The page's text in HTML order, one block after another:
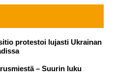
protestoi lujasti Ukrainan
– Suurin luku